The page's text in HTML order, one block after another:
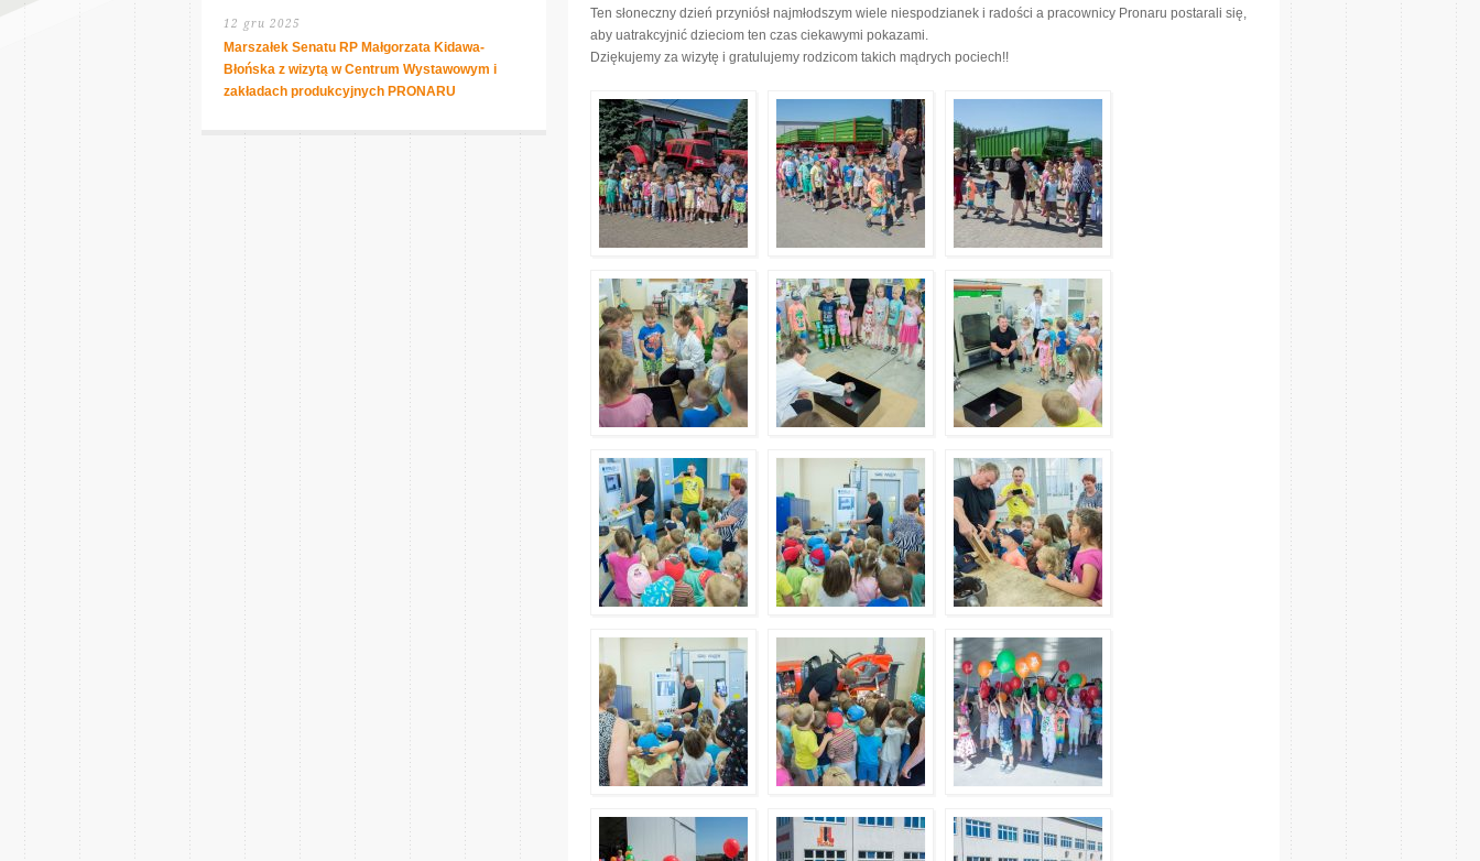
Ten słoneczny dzień przyniósł najmłodszym wiele niespodzianek i radości a pracownicy Pronaru postarali się,
aby uatrakcyjnić dzieciom ten czas ciekawymi pokazami.
Dziękujemy za wizytę i gratulujemy rodzicom takich mądrych pociech!!
12 gru 2025
Marszałek Senatu RP Małgorzata Kidawa-
Błońska z wizytą w Centrum Wystawowym i
zakładach produkcyjnych PRONARU